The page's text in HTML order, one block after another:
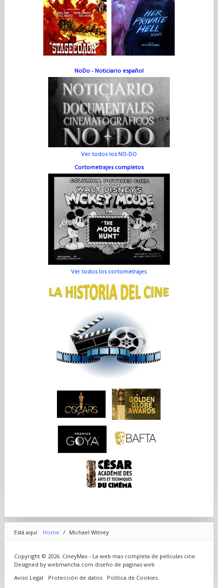
NoDo - Noticiario español
Ver todos los NO-DO
Cortometrajes completos
Ver todos los cortometrajes
Está aquí: Home / Michael Witney
Copyright © 2026. CineyMax - La web mas completa de películas cine.
Designed by webmancha.com diseño de paginas web
Aviso Legal
Protección de datos Politica de Cookies